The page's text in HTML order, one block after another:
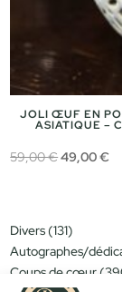
JOLI ŒUF EN
ASIATIQUE –
59,00€Le
59,00 €.
49,00€Le
Divers 131131
produits
Autographes/
Coups de cœur